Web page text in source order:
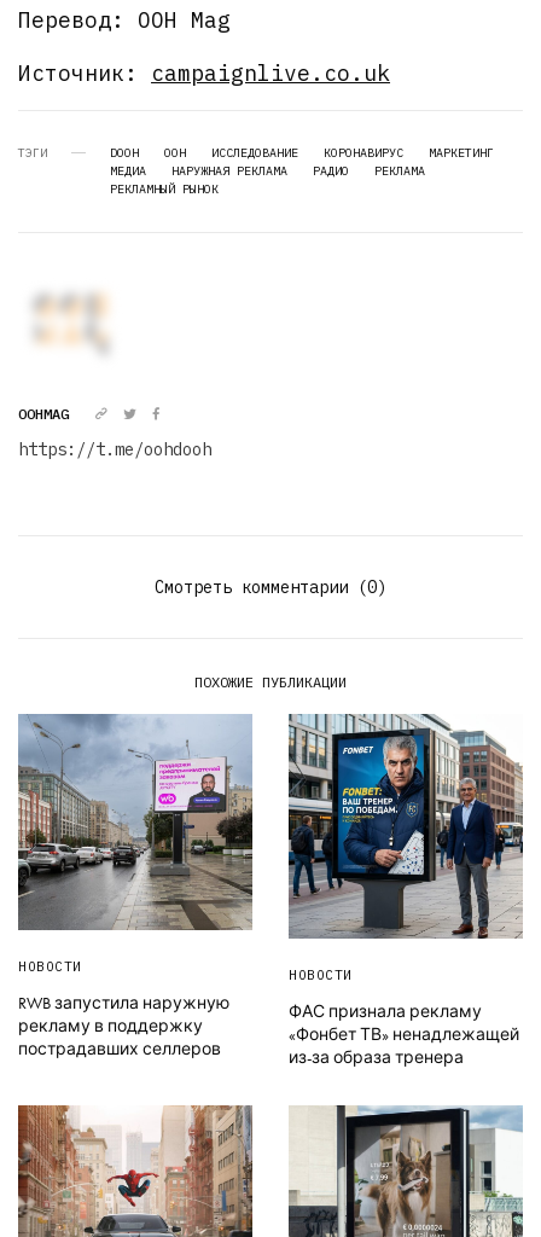
Перевод: OOH Mag
Источник: campaignlive.co.uk
ТЭГИ DOOH OOH ИССЛЕДОВАНИЕ КОРОНАВИРУС
МАРКЕТИНГ
МЕДИА
НАРУЖНАЯ РЕКЛАМА РАДИО
РЕКЛАМА
РЕКЛАМНЫЙ РЫНОК
OOHMAG
https://t.me/oohdooh
Смотреть комментарии (0)
ПОХОЖИЕ ПУБЛИКАЦИИ
НОВОСТИ
RWB запустила наружную
рекламу в поддержку
пострадавших селлеров
НОВОСТИ
ФАС признала рекламу
«Фонбет ТВ» ненадлежащей
из-за образа тренера